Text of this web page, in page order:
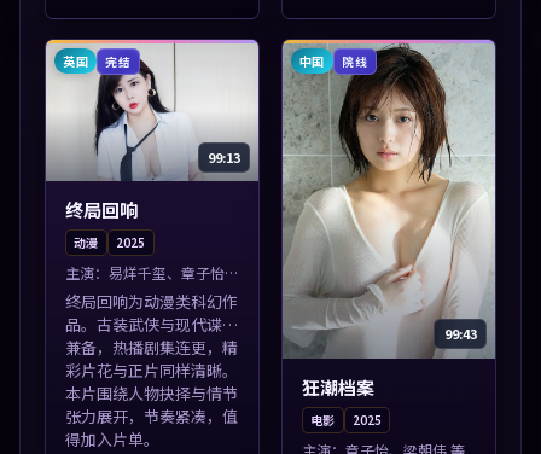
凑，值得加入片...
英国 完结
99:13
终局回响
动漫 2025
主演： 易烊千玺、章子怡
等
终局回响为动漫类科幻作
品。古装武侠与现代谍战
兼备，热播剧集连更，精
彩片花与正片同样清晰。
本片围绕人物抉择与情节
张力展开，节奏紧凑，值
得加入片单。
中国 院线
99:43
狂潮档案
电影 2025